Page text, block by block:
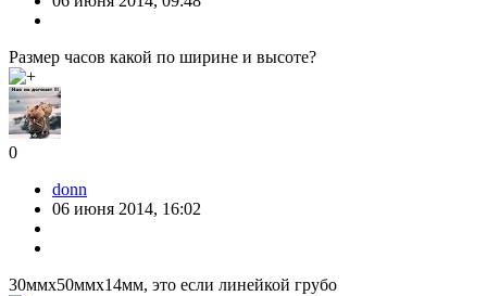
Размер часов какой по ширине и высоте?
0
donn
06 июня 2014, 16:02
30ммх50ммх14мм, это если линейкой грубо